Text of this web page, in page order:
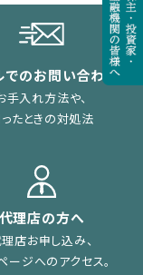
でのお問い合わせ
手入れ方法や、
たときの対処法
代理店の方へ
店お申し込み、
ージへのアクセス。